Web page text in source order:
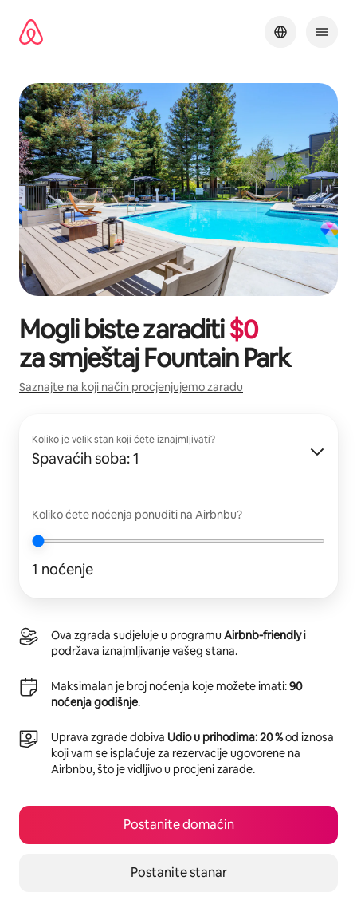
sadržaj
Mogli biste zaraditi$0
za smještajFountain Park
Saznajte na koji način procjenjujemo zaradu
Koliko je velik stan koji ćete iznajmljivati?
Spavaćih soba: 1
Koliko ćete noćenja ponuditi na Airbnbu?
1 noćenje
Ova zgrada sudjeluje u programu Airbnb-friendlyi
podržava iznajmljivanje vašeg stana.
Maksimalan je broj noćenja koje možete imati:90
noćenja godišnje.
Uprava zgrade dobiva Udio u prihodima: 20 %od iznosa
koji vam se isplaćuje za rezervacije ugovorene na
Airbnbu, što je vidljivo u procjeni zarade.
Postanite domaćin
Postanite stanar